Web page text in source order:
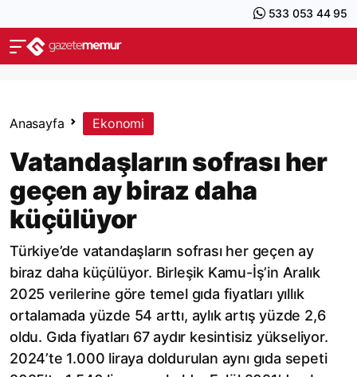
533 053 44 95
Anasayfa Ekonomi
Vatandaşların sofrası her
geçen ay biraz daha
küçülüyor
Türkiye’de vatandaşların sofrası her geçen ay
biraz daha küçülüyor. Birleşik Kamu-İş’in Aralık
2025 verilerine göre temel gıda fiyatları yıllık
ortalamada yüzde 54 arttı, aylık artış yüzde 2,6
oldu. Gıda fiyatları 67 aydır kesintisiz yükseliyor.
2024’te 1.000 liraya doldurulan aynı gıda sepeti